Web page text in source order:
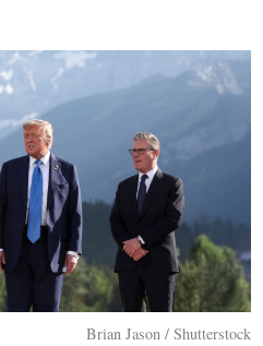
Brian Jason / Shutterstock